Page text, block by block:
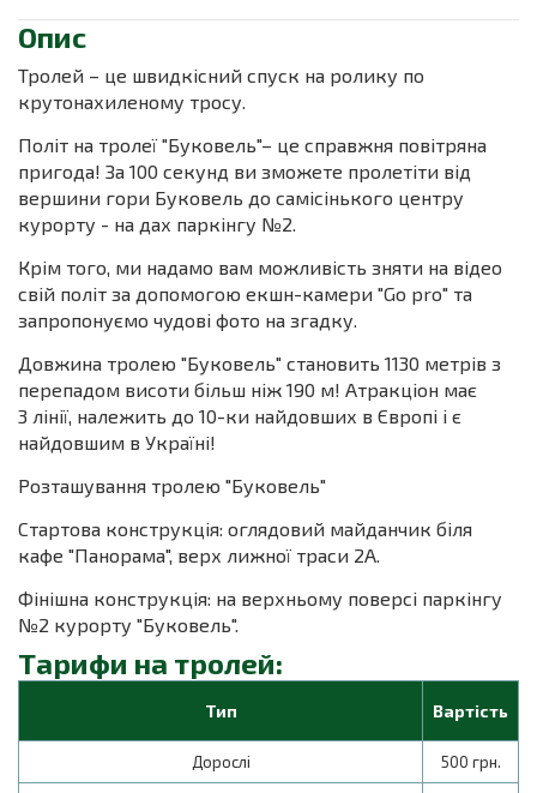
Опис
Тролей – це швидкісний спуск на ролику по
крутонахиленому тросу.
Політ на тролеї "Буковель"– це справжня повітряна
пригода! За 100 секунд ви зможете пролетіти від
вершини гори Буковель до самісінького центру
курорту - на дах паркінгу №2.
Крім того, ми надамо вам можливість зняти на відео
свій політ за допомогою екшн-камери "Go pro" та
запропонуємо чудові фото на згадку.
Довжина тролею "Буковель" становить 1130 метрів з
перепадом висоти більш ніж 190 м! Атракціон має
3 лінії, належить до 10-ки найдовших в Європі і є
найдовшим в Україні!
Розташування тролею "Буковель"
Стартова конструкція: оглядовий майданчик біля
кафе "Панорама", верх лижної траси 2А.
Фінішна конструкція: на верхньому поверсі паркінгу
№2 курорту "Буковель".
Тарифи на тролей:
Тип Вартість
Дорослі 500 грн.